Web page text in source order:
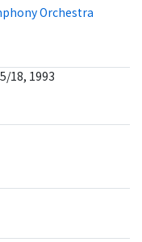
Orchestra
18, 1993